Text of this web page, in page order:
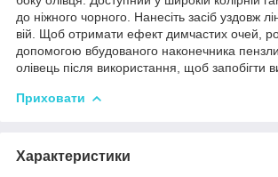
до ніжного чорного. Нанесіть засіб уздовж
вій. Щоб отримати ефект димчастих очей,
допомогою вбудованого наконечника
олівець після використання, щоб запобігти
Приховати
Характеристики